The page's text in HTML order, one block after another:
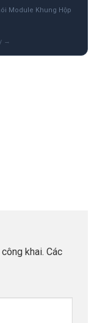
Module Khung Hộp
khai. Các